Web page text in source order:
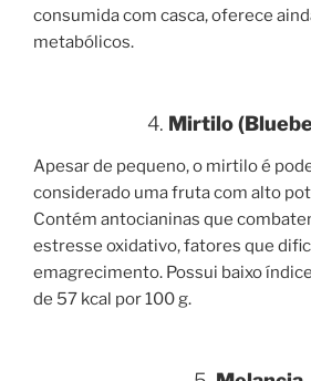
consumida com casca, oferece
metabólicos.
4. Mirtilo
Apesar de pequeno, o mirtilo é
considerado uma fruta com alto
Contém antocianinas que
estresse oxidativo, fatores que
emagrecimento. Possui baixo
de 57 kcal por 100 g.